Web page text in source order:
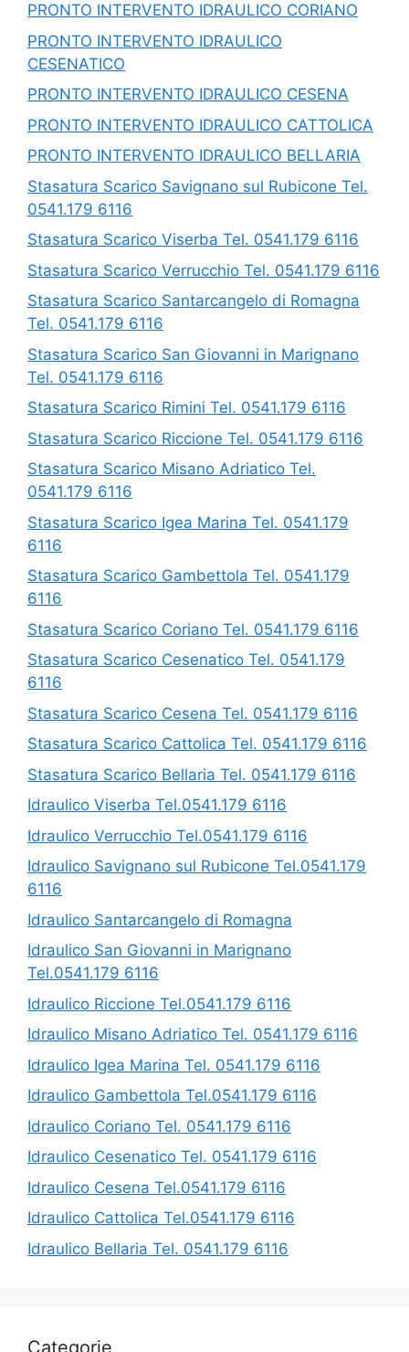
PRONTO INTERVENTO IDRAULICO CORIANO
PRONTO INTERVENTO IDRAULICO
CESENATICO
PRONTO INTERVENTO IDRAULICO CESENA
PRONTO INTERVENTO IDRAULICO CATTOLICA
PRONTO INTERVENTO IDRAULICO BELLARIA
Stasatura Scarico Savignano sul Rubicone Tel.
0541.179 6116
Stasatura Scarico Viserba Tel. 0541.179 6116
Stasatura Scarico Verrucchio Tel. 0541.179 6116
Stasatura Scarico Santarcangelo di Romagna
Tel. 0541.179 6116
Stasatura Scarico San Giovanni in Marignano
Tel. 0541.179 6116
Stasatura Scarico Rimini Tel. 0541.179 6116
Stasatura Scarico Riccione Tel. 0541.179 6116
Stasatura Scarico Misano Adriatico Tel.
0541.179 6116
Stasatura Scarico Igea Marina Tel. 0541.179
6116
Stasatura Scarico Gambettola Tel. 0541.179
6116
Stasatura Scarico Coriano Tel. 0541.179 6116
Stasatura Scarico Cesenatico Tel. 0541.179
6116
Stasatura Scarico Cesena Tel. 0541.179 6116
Stasatura Scarico Cattolica Tel. 0541.179 6116
Stasatura Scarico Bellaria Tel. 0541.179 6116
Idraulico Viserba Tel.0541.179 6116
Idraulico Verrucchio Tel.0541.179 6116
Idraulico Savignano sul Rubicone Tel.0541.179
6116
Idraulico Santarcangelo di Romagna
Idraulico San Giovanni in Marignano
Tel.0541.179 6116
Idraulico Riccione Tel.0541.179 6116
Idraulico Misano Adriatico Tel. 0541.179 6116
Idraulico Igea Marina Tel. 0541.179 6116
Idraulico Gambettola Tel.0541.179 6116
Idraulico Coriano Tel. 0541.179 6116
Idraulico Cesenatico Tel. 0541.179 6116
Idraulico Cesena Tel.0541.179 6116
Idraulico Cattolica Tel.0541.179 6116
Idraulico Bellaria Tel. 0541.179 6116
Categorie